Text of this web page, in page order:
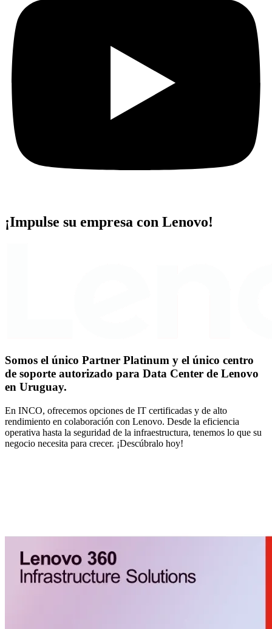
¡Impulse su empresa con Lenovo!
Somos el único Partner Platinum y el único centro
de soporte autorizado para Data Center de Lenovo
en Uruguay.
En INCO, ofrecemos opciones de IT certificadas y de alto
rendimiento en colaboración con Lenovo. Desde la eficiencia
operativa hasta la seguridad de la infraestructura, tenemos lo que su
negocio necesita para crecer. ¡Descúbralo hoy!